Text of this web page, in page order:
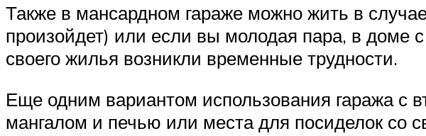
Также в мансардном гараже можно жить в
произойдет) или если вы молодая пара, в доме
своего жилья возникли временные трудности.
Еще одним вариантом использования гаража с
мангалом и печью или места для посиделок со